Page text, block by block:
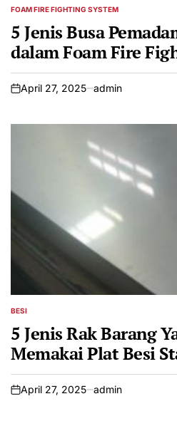
POSTED
FOAM FIRE FIGHTING SYSTEM
5 Jenis Busa
dalam Foam Fire
on
April 27, 2025 admin
POSTED
BESI
5 Jenis Rak Barang
Memakai Plat Besi
on
April 27, 2025 admin